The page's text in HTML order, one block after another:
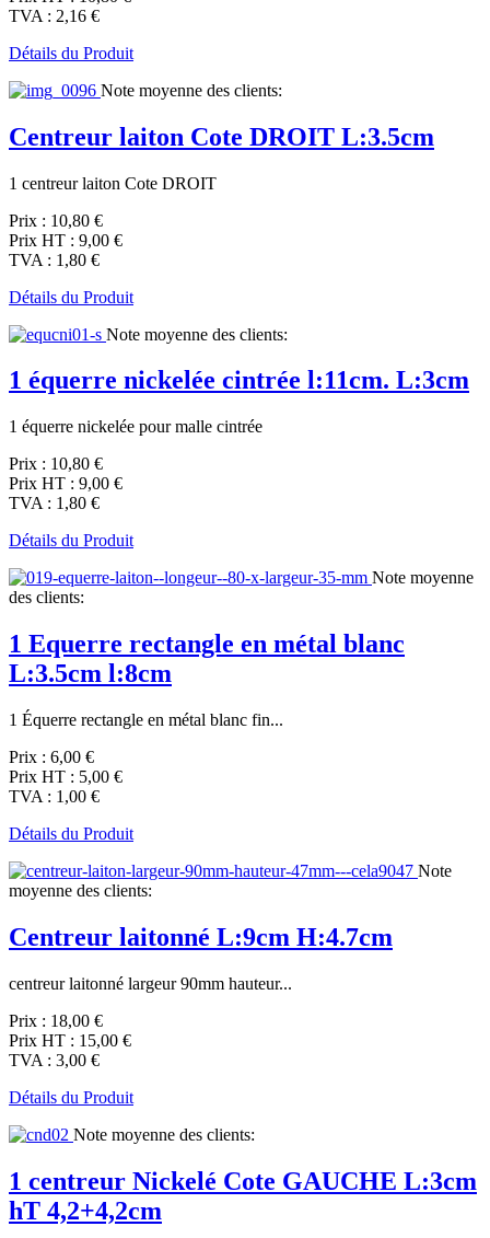
TVA : 2,16 €
Détails du Produit
Note moyenne des clients:
Centreur laiton Cote DROIT L:3.5cm
1 centreur laiton Cote DROIT
Prix : 10,80 €
Prix HT : 9,00 €
TVA : 1,80 €
Détails du Produit
Note moyenne des clients:
1 équerre nickelée cintrée l:11cm. L:3cm
1 équerre nickelée pour malle cintrée
Prix : 10,80 €
Prix HT : 9,00 €
TVA : 1,80 €
Détails du Produit
Note moyenne
des clients:
1 Equerre rectangle en métal blanc
L:3.5cm l:8cm
1 Équerre rectangle en métal blanc fin...
Prix : 6,00 €
Prix HT : 5,00 €
TVA : 1,00 €
Détails du Produit
Note
moyenne des clients:
Centreur laitonné L:9cm H:4.7cm
centreur laitonné largeur 90mm hauteur...
Prix : 18,00 €
Prix HT : 15,00 €
TVA : 3,00 €
Détails du Produit
Note moyenne des clients:
1 centreur Nickelé Cote GAUCHE L:3cm
hT 4,2+4,2cm